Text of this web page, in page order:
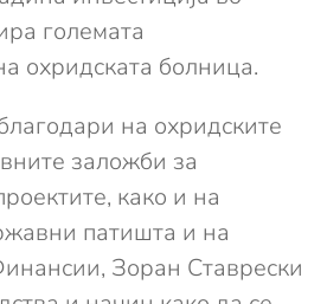
големата
охридската болница.
на охридските
заложби за
како и на
патишта и на
Зоран Ставрески